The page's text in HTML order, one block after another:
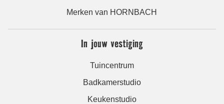
Merken van HORNBACH
In jouw vestiging
Tuincentrum
Badkamerstudio
Keukenstudio